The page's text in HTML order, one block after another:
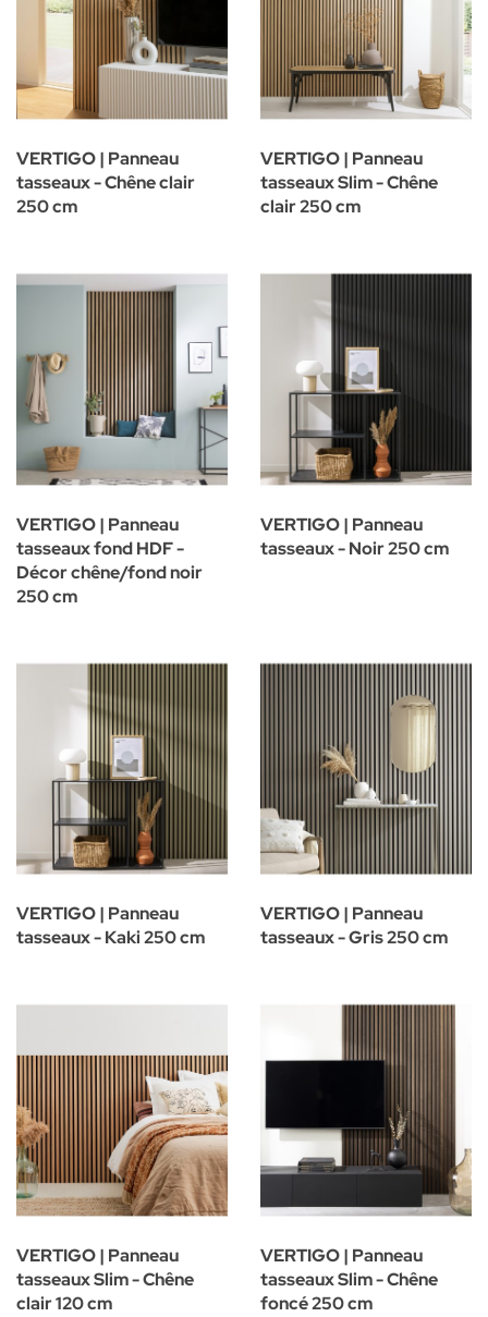
chêne. Il se distingue par ses différentes largeurs qui lui donne un
côté moderne et original. Sa conception sans feutrine tout en
bois lui permet d’éviter les désagréments de la poussière et des
odeurs.
Disponibles en différents coloris pour s'adapter à chaque
l’horizontale pour confectionner une tête de lit par exemple ou à
la verticale pour créer un mur derrière un espace télévision. Les
envies et à votre intérieur. Par touche ou sur un mur entier,
VERTIGO | Panneau
tasseaux - Chêne clair
250 cm
VERTIGO | Panneau
tasseaux Slim - Chêne
clair 250 cm
VERTIGO | Panneau
tasseaux fond HDF -
Décor chêne/fond noir
250 cm
VERTIGO | Panneau
tasseaux - Noir 250 cm
VERTIGO | Panneau
tasseaux - Kaki 250 cm
VERTIGO | Panneau
tasseaux - Gris 250 cm
VERTIGO | Panneau
tasseaux Slim - Chêne
clair 120 cm
VERTIGO | Panneau
tasseaux Slim - Chêne
foncé 250 cm